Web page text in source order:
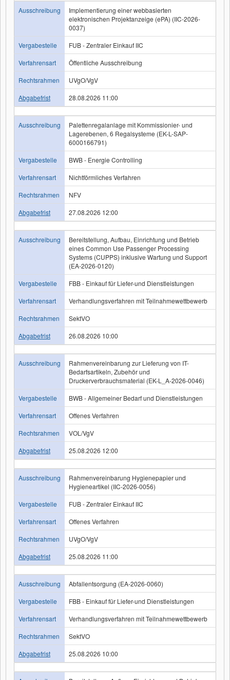
Ausschreibung
Implementierung einer webbasierten
elektronischen Projektanzeige (ePA) (IIC-2026-
0037)
Vergabestelle
FUB - Zentraler Einkauf IIC
Verfahrensart
Öffentliche Ausschreibung
Rechtsrahmen
UVgO/VgV
Abgabefrist
28.08.2026 11:00
Ausschreibung
Palettenregalanlage mit Kommissionier- und
Lagerebenen, 6 Regalsysteme (EK-L-SAP-
6000166791)
Vergabestelle
BWB - Energie Controlling
Verfahrensart
Nichtförmliches Verfahren
Rechtsrahmen
NFV
Abgabefrist
27.08.2026 12:00
Ausschreibung
Bereitstellung, Aufbau, Einrichtung und Betrieb
eines Common Use Passenger Processing
Systems (CUPPS) inklusive Wartung und Support
(EA-2026-0120)
Vergabestelle
FBB - Einkauf für Liefer-und Dienstleistungen
Verfahrensart
Verhandlungsverfahren mit Teilnahmewettbewerb
Rechtsrahmen
SektVO
Abgabefrist
26.08.2026 10:00
Ausschreibung
Rahmenvereinbarung zur Lieferung von IT-
Bedarfsartikeln, Zubehör und
Druckerverbrauchsmaterial (EK-L_A-2026-0046)
Vergabestelle
BWB - Allgemeiner Bedarf und Dienstleistungen
Verfahrensart
Offenes Verfahren
Rechtsrahmen
VOL/VgV
Abgabefrist
25.08.2026 12:00
Ausschreibung
Rahmenvereinbarung Hygienepapier und
Hygieneartikel (IIC-2026-0056)
Vergabestelle
FUB - Zentraler Einkauf IIC
Verfahrensart
Offenes Verfahren
Rechtsrahmen
UVgO/VgV
Abgabefrist
25.08.2026 11:00
Ausschreibung
Abfallentsorgung (EA-2026-0060)
Vergabestelle
FBB - Einkauf für Liefer-und Dienstleistungen
Verfahrensart
Verhandlungsverfahren mit Teilnahmewettbewerb
Rechtsrahmen
SektVO
Abgabefrist
25.08.2026 10:00